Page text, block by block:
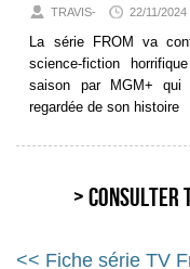
TRAVIS- 22/11/2024
La série FROM va
science-fiction
saison par MGM+ qui
regardée de son histoire
> Consulter
<< Fiche série TV